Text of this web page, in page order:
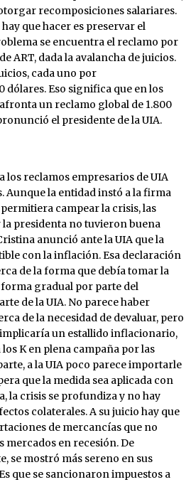
recomposiciones salariares.
que hacer es preservar el
se encuentra el reclamo por
ART, dada la avalancha de juicios.
cada uno por
dólares. Eso significa que en los
un reclamo global de 1.800
el presidente de la UIA.
los reclamos empresarios de UIA
Aunque la entidad instó a la firma
campear la crisis, las
presidenta no tuvieron buena
anunció ante la UIA que la
con la inflación. Esa declaración
de la forma que debía tomar la
forma gradual por parte del
de la UIA. No parece haber
de la necesidad de devaluar, pero
un estallido inflacionario,
K en plena campaña por las
a la UIA poco parece importarle
que la medida sea aplicada con
la crisis se profundiza y no hay
colaterales. A su juicio hay que
de mercancías que no
mercados en recesión. De
se mostró más sereno en sus
que se sancionaron impuestos a